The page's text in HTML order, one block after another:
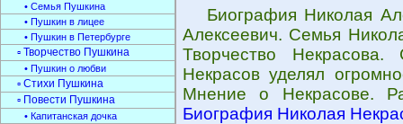
Биография Николая
Алексеевич. Семья
Творчество
Некрасов уделял
Мнение о Некрасове.
Биография Николая
• Семья Пушкина
• Пушкин в лицее
• Пушкин в Петербурге
▫ Творчество Пушкина
• Пушкин о любви
▫ Стихи Пушкина
▫ Повести Пушкина
• Капитанская дочка